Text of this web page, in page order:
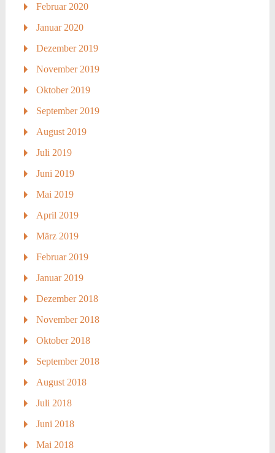
Februar 2020
Januar 2020
Dezember 2019
November 2019
Oktober 2019
September 2019
August 2019
Juli 2019
Juni 2019
Mai 2019
April 2019
März 2019
Februar 2019
Januar 2019
Dezember 2018
November 2018
Oktober 2018
September 2018
August 2018
Juli 2018
Juni 2018
Mai 2018